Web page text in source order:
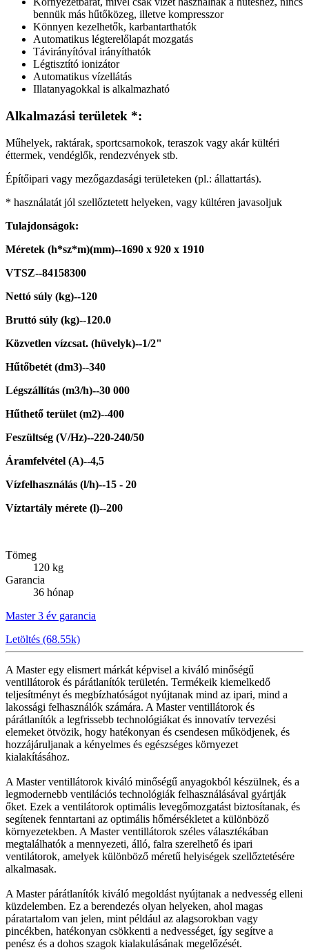
bennük más hűtőközeg, illetve kompresszor
Könnyen kezelhetők, karbantarthatók
Automatikus légterelőlapát mozgatás
Távirányítóval irányíthatók
Légtisztító ionizátor
Automatikus vízellátás
Illatanyagokkal is alkalmazható
Alkalmazási területek *:
Műhelyek, raktárak, sportcsarnokok, teraszok vagy akár kültéri
éttermek, vendéglők, rendezvények stb.
Építőipari vagy mezőgazdasági területeken (pl.: állattartás).
* használatát jól szellőztetett helyeken, vagy kültéren javasoljuk
Tulajdonságok:
Méretek (h*sz*m)(mm)--1690 x 920 x 1910
VTSZ--84158300
Nettó súly (kg)--120
Bruttó súly (kg)--120.0
Közvetlen vízcsat. (hüvelyk)--1/2"
Hűtőbetét (dm3)--340
Légszállítás (m3/h)--30 000
Hűthető terület (m2)--400
Feszültség (V/Hz)--220-240/50
Áramfelvétel (A)--4,5
Vízfelhasználás (l/h)--15 - 20
Víztartály mérete (l)--200
Tömeg
120 kg
Garancia
36 hónap
Master 3 év garancia
Letöltés (68.55k)
A Master egy elismert márkát képvisel a kiváló minőségű
ventillátorok és párátlanítók területén. Termékeik kiemelkedő
teljesítményt és megbízhatóságot nyújtanak mind az ipari, mind a
lakossági felhasználók számára. A Master ventillátorok és
párátlanítók a legfrissebb technológiákat és innovatív tervezési
elemeket ötvözik, hogy hatékonyan és csendesen működjenek, és
hozzájáruljanak a kényelmes és egészséges környezet
kialakításához.
A Master ventillátorok kiváló minőségű anyagokból készülnek, és a
legmodernebb ventilációs technológiák felhasználásával gyártják
őket. Ezek a ventilátorok optimális levegőmozgatást biztosítanak, és
segítenek fenntartani az optimális hőmérsékletet a különböző
környezetekben. A Master ventillátorok széles választékában
megtalálhatók a mennyezeti, álló, falra szerelhető és ipari
ventilátorok, amelyek különböző méretű helyiségek szellőztetésére
alkalmasak.
A Master párátlanítók kiváló megoldást nyújtanak a nedvesség elleni
küzdelemben. Ez a berendezés olyan helyeken, ahol magas
páratartalom van jelen, mint például az alagsorokban vagy
pincékben, hatékonyan csökkenti a nedvességet, így segítve a
penész és a dohos szagok kialakulásának megelőzését.